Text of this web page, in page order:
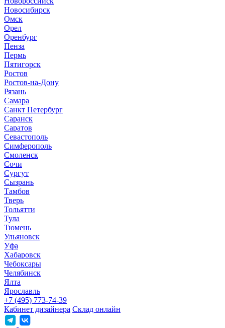
Новосибирск
Омск
Орел
Оренбург
Пенза
Пермь
Пятигорск
Ростов
Ростов-на-Дону
Рязань
Самара
Санкт Петербург
Саранск
Саратов
Севастополь
Симферополь
Смоленск
Сочи
Сургут
Сызрань
Тамбов
Тверь
Тольятти
Тула
Тюмень
Ульяновск
Уфа
Хабаровск
Чебоксары
Челябинск
Ялта
Ярославль
+7 (495) 773-74-39
Кабинет дизайнера Склад онлайн